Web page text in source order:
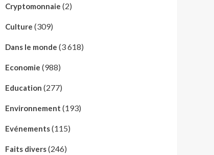
Cryptomonnaie (2)
Culture (309)
Dans le monde (3 618)
Economie (988)
Education (277)
Environnement (193)
Evénements(115)
Faits divers(246)